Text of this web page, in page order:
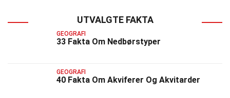
UTVALGTE FAKTA
GEOGRAFI
33 Fakta Om Nedbørstyper
GEOGRAFI
40 Fakta Om Akviferer Og Akvitarder